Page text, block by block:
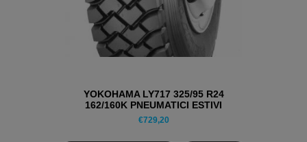
YOKOHAMA LY717 325/95 R24
162/160K PNEUMATICI ESTIVI
€729,20